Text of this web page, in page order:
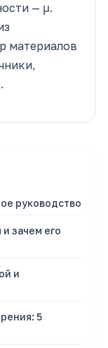
— μ.
материалов
руководство
зачем его
и
5